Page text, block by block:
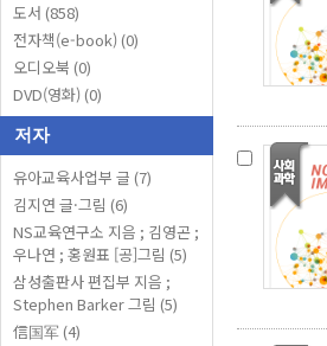
도서 (858)
전자책(e-book) (0)
오디오북 (0)
DVD(영화) (0)
저자
유아교육사업부 글 (7)
김지연 글·그림 (6)
NS교육연구소 지음 ; 김영곤 ;
우나연 ; 홍원표 [공]그림 (5)
삼성출판사 편집부 지음 ;
Stephen Barker 그림 (5)
信国军 (4)